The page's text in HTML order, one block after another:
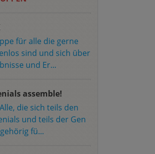
für alle die gerne
sind und sich über
und Er...
assemble!
die sich teils den
und teils der Gen
fü...